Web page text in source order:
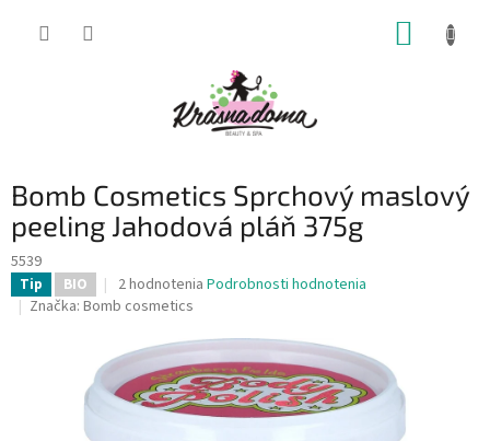
Bomb Cosmetics Sprchový maslový
peeling Jahodová pláň 375g
5539
Tip BIO
Priemerné
hodnotenie
z
5
2 hodnotenia Podrobnosti hodnotenia
Značka: Bomb cosmetics